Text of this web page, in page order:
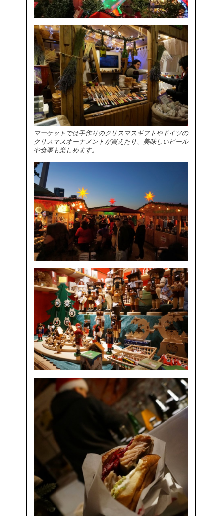
マーケットでは手作りのクリスマスギフトやドイツの
クリスマスオーナメントが買えたり、美味しいビール
や食事も楽しめます。